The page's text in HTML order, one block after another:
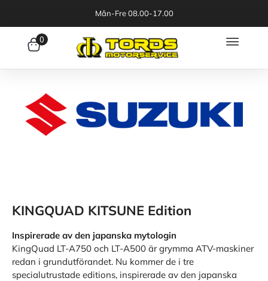
Mån-Fre 08.00-17.00
0
KINGQUAD KITSUNE Edition
Inspirerade av den japanska mytologin
KingQuad LT-A750 och LT-A500 är grymma ATV-maskiner
redan i grundutförandet. Nu kommer de i tre
specialutrustade editions, inspirerade av den japanska